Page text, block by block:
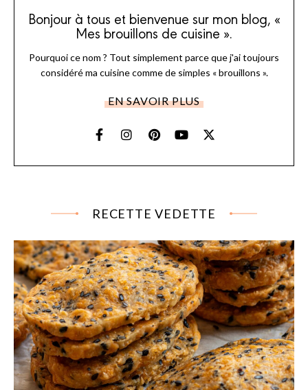
Bonjour à tous et bienvenue sur mon blog, «
Mes brouillons de cuisine ».
Pourquoi ce nom ? Tout simplement parce que j'ai toujours
considéré ma cuisine comme de simples « brouillons ».
EN SAVOIR PLUS
RECETTE VEDETTE